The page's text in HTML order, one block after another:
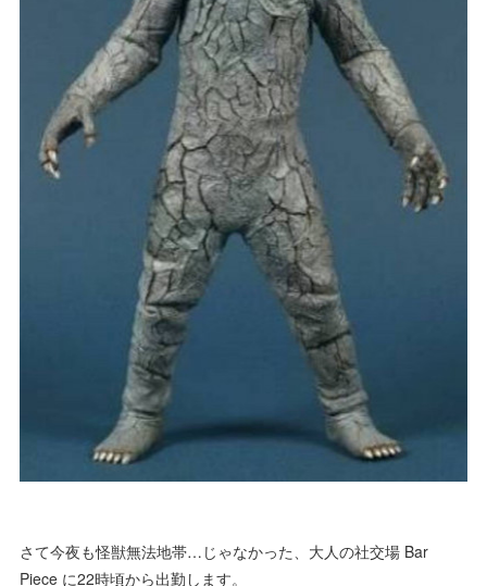
さて今夜も怪獣無法地帯…じゃなかった、大人の社交場 Bar
Piece に22時頃から出勤します。